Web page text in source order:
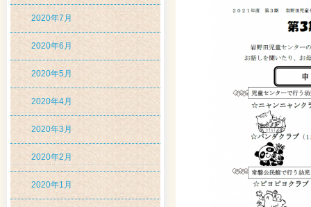
2020年7月
2020年6月
2020年5月
2020年4月
2020年3月
2020年2月
2020年1月